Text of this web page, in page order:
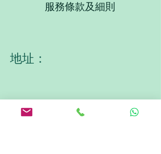
服務條款及細則
地址：